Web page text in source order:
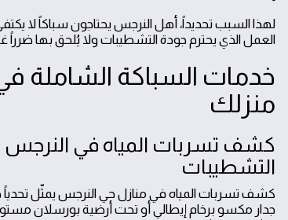
لهذا السبب تحديداً، أهل النرجس يحتاجون سباكاً لا
العمل الذي يحترم جودة التشطيبات ولا يُلحق بها ضرراً
خدمات السباكة الشاملة
منزلك
كشف تسربات المياه في النرجس
التشطيبات
كشف تسربات المياه في منازل حي النرجس يمثّل
جدار مكسو برخام إيطالي أو تحت أرضية بورسلان